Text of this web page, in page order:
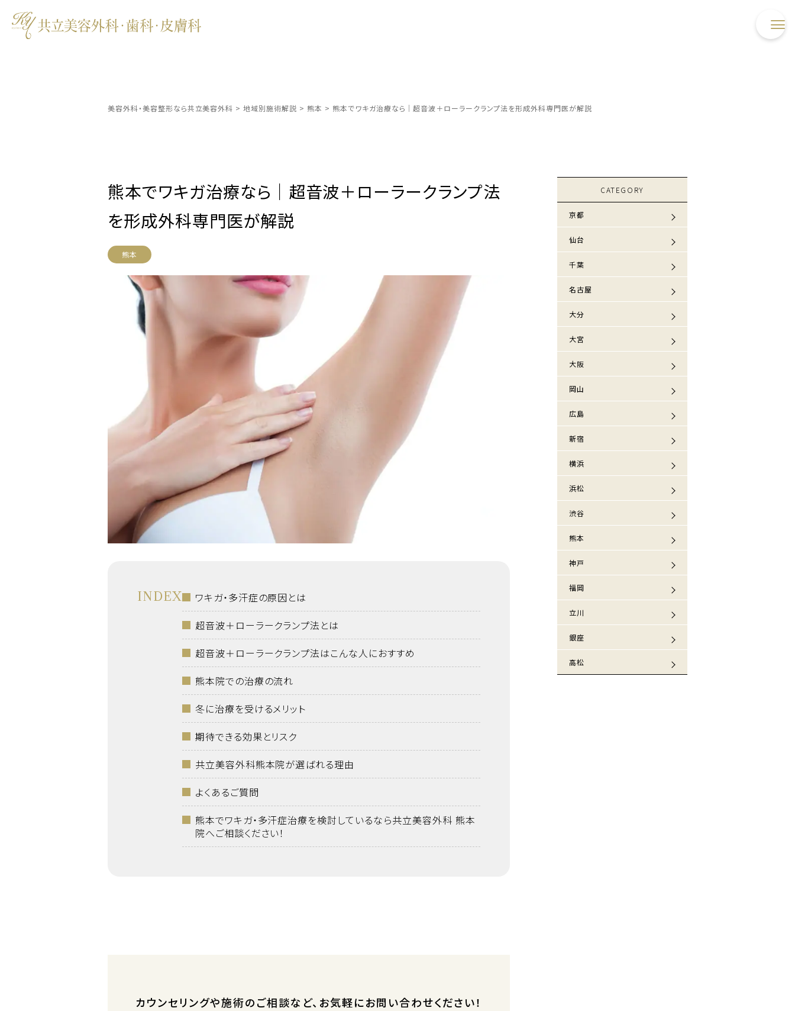
美容外科・美容整形なら共立美容外科 > 地域別施術解説 > 熊本 > 熊本でワキガ治療なら｜超音波＋ローラークランプ法を形成外科専門医が解説
熊本でワキガ治療なら｜超音波＋ローラークランプ法
を形成外科専門医が解説
熊本
INDEX
ワキガ・多汗症の原因とは
超音波＋ローラークランプ法とは
超音波＋ローラークランプ法はこんな人におすすめ
熊本院での治療の流れ
冬に治療を受けるメリット
期待できる効果とリスク
共立美容外科熊本院が選ばれる理由
よくあるご質問
熊本でワキガ・多汗症治療を検討しているなら共立美容外科 熊本
院へご相談ください！
カウンセリングや施術のご相談など、お気軽にお問い合わせください！
CATEGORY
京都
仙台
千葉
名古屋
大分
大宮
大阪
岡山
広島
新宿
横浜
浜松
渋谷
熊本
神戸
福岡
立川
銀座
高松